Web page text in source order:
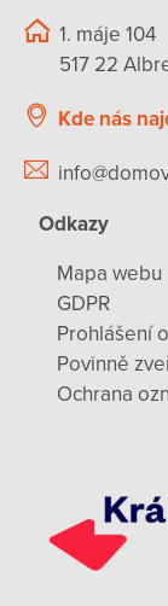
1. máje 104
517 22
Kde nás
Odkazy
Mapa webu
GDPR
Prohlášení
Povinně
Ochrana